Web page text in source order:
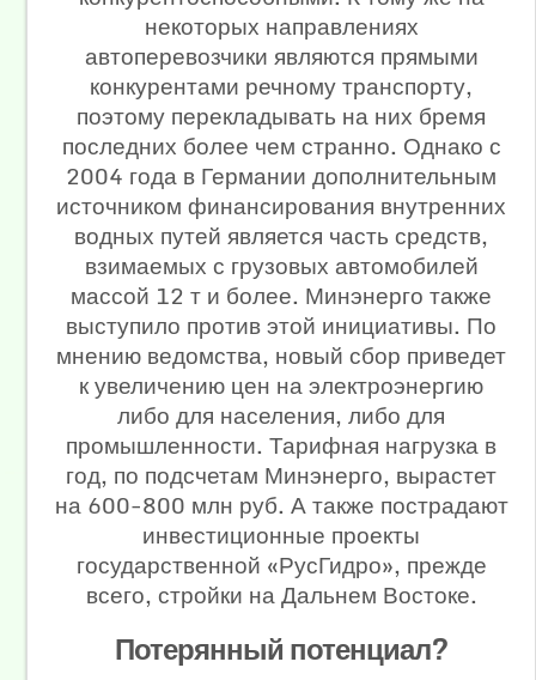
некоторых направлениях
автоперевозчики являются прямыми
конкурентами речному транспорту,
поэтому перекладывать на них бремя
последних более чем странно. Однако с
2004 года в Германии дополнительным
источником финансирования внутренних
водных путей является часть средств,
взимаемых с грузовых автомобилей
массой 12 т и более. Минэнерго также
выступило против этой инициативы. По
мнению ведомства, новый сбор приведет
к увеличению цен на электроэнергию
либо для населения, либо для
промышленности. Тарифная нагрузка в
год, по подсчетам Минэнерго, вырастет
на 600-800 млн руб. А также пострадают
инвестиционные проекты
государственной «РусГидро», прежде
всего, стройки на Дальнем Востоке.
Потерянный потенциал?